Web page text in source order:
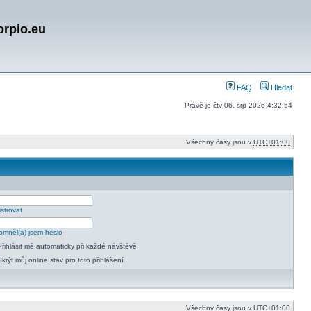
FAQ Hledat
Právě je čtv 06. srp 2026 4:32:54
Všechny časy jsou v UTC+01:00
jsem heslo
mě automaticky při každé návštěvě
můj online stav pro toto přihlášení
Všechny časy jsou v UTC+01:00